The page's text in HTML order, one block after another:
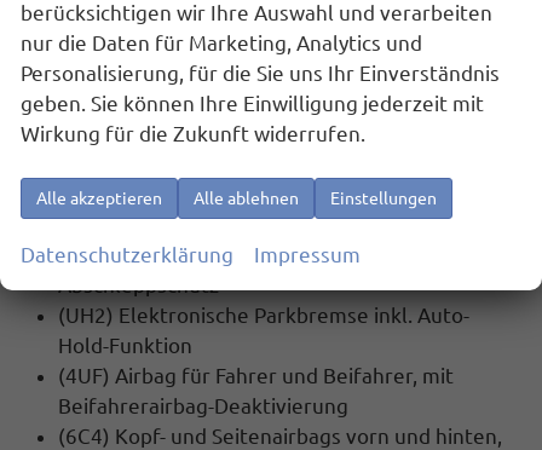
(4L6) Innenspiegel automatisch abblendend
(8J5) Notbremsassistent ""Front Assist"" mit
Fußgänger- und Radfahrererkennung
(NZ4) Notruf Service
Oryxweiß Perlmutteffekt
vorausschauender Regelung
(7AL) Diebstahlwarnanlage mit
Innenraumüberwachung, Back-up-Horn und
(UH2) Elektronische Parkbremse inkl. Auto-
Hold-Funktion
(4UF) Airbag für Fahrer und Beifahrer, mit
Beifahrerairbag-Deaktivierung
(6C4) Kopf- und Seitenairbags vorn und hinten,
berücksichtigen wir Ihre Auswahl und verarbeiten
nur die Daten für Marketing, Analytics und
Personalisierung, für die Sie uns Ihr Einverständnis
geben. Sie können Ihre Einwilligung jederzeit mit
Wirkung für die Zukunft widerrufen.
Alle akzeptieren Alle ablehnen Einstellungen
Datenschutzerklärung Impressum